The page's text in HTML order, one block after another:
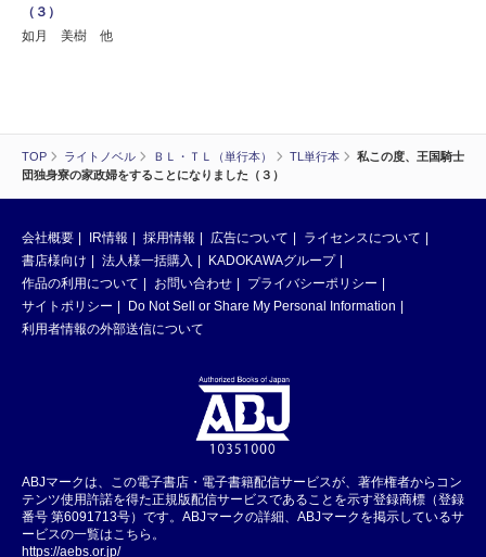
TOP ライトノベル ＢＬ・ＴＬ（単行本） TL単行本
私この度、王国騎士
団独身寮の家政婦をすることになりました（３）
（３）
如月 美樹 他
会社概要 IR情報 採用情報 広告について
ライセンスについて
書店様向け
法人様一括購入
KADOKAWAグループ
作品の利用について
お問い合わせ
プライバシーポリシー
サイトポリシー
Do Not Sell or Share My Personal Information
利用者情報の外部送信について
ABJマークは、この電子書店・電子書籍配信サービスが、著作権者からコン
テンツ使用許諾を得た正規版配信サービスであることを示す登録商標（登録
番号 第6091713号）です。ABJマークの詳細、ABJマークを掲示しているサ
ービスの一覧はこちら。
https://aebs.or.jp/